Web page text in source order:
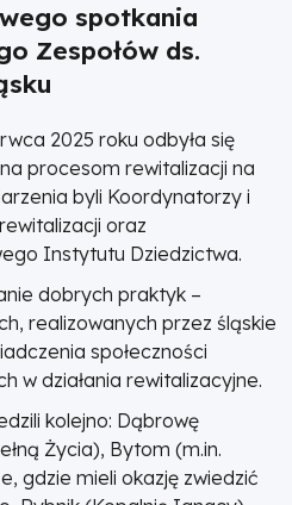
spotkania
Zespołów ds.
2025 roku odbyła się
procesom rewitalizacji na
byli Koordynatorzy i
oraz
Instytutu Dziedzictwa.
dobrych praktyk –
realizowanych przez śląskie
społeczności
w działania rewitalizacyjne.
kolejno: Dąbrowę
Życia), Bytom (m.in.
gdzie mieli okazję zwiedzić